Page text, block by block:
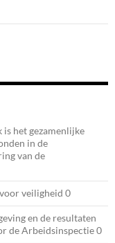
het gezamenlijke
in de
van de
veiligheid 0
en de resultaten
de Arbeidsinspectie 0